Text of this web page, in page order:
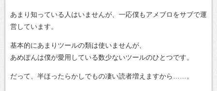
あまり知っている人はいませんが、一応僕もアメブロをサブで運
営しています。
基本的にあまりツールの類は使いませんが、
あめぽんは僕が愛用している数少ないツールのひとつです。
だって、半ほったらかしでもの凄い読者増えますから……。